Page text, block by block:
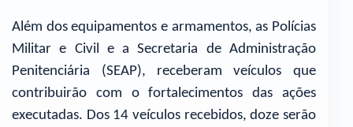
Além dos equipamentos e armamentos, as Polícias
Militar e Civil e a Secretaria de Administração
Penitenciária (SEAP), receberam veículos que
contribuirão com o fortalecimentos das ações
executadas. Dos 14 veículos recebidos, doze serão